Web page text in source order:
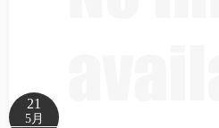
21
5月